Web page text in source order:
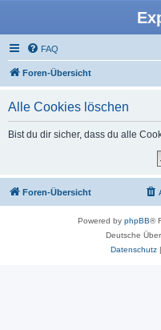
FAQ
Foren-Übersicht
Alle Cookies löschen
Bist du dir sicher, dass du alle
Foren-Übersicht
Powered by phpBB®
Deutsche
Datenschutz|